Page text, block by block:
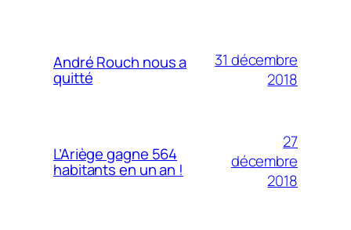
André Rouch nous a
quitté
31 décembre
2018
L’Ariège gagne 564
habitants en un an !
27
décembre
2018